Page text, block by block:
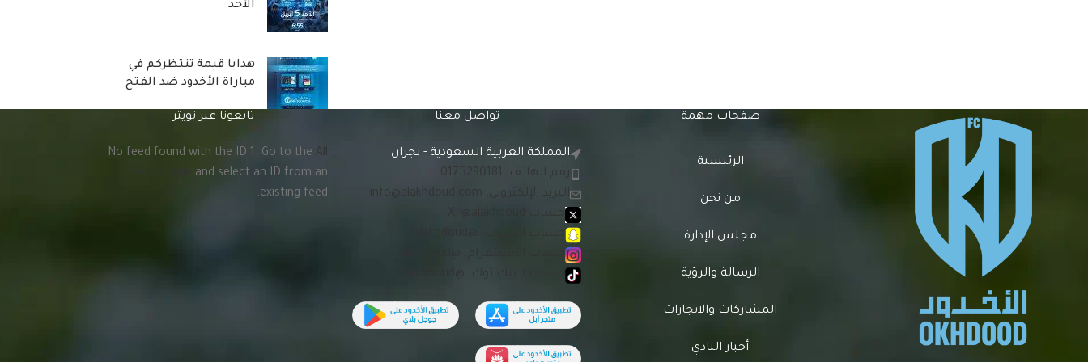
الأحد
هدايا قيمة تنتظركم في
مباراة الأخدود ضد الفتح
صفحات مهمة
الرئيسية
من نحن
مجلس الإدارة
الرسالة والرؤية
المشاركات والانجازات
أخبار النادي
تواصل معنا
المملكة العربية السعودية - نجران
رقم الهاتف: 0175290181
البريد الإلكتروني:
info@alakhdoud.com
حساب X: @alakhdoud
حساب السناب: @alakhdoud
حساب الانستغرام: @alakhdoud
تابعونا عبر تويتر
No feed found with the ID 1. Go to the All
Feeds page
and select an ID from an
existing feed.